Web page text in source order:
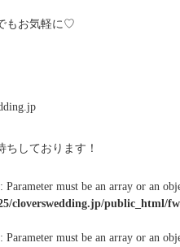
もお気軽に♡
ちしております！
Parameter must be an array or an
cloverswedding.jp/public_html/
Parameter must be an array or an